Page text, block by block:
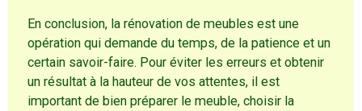
En conclusion, la rénovation de meubles est une
opération qui demande du temps, de la patience et un
certain savoir-faire. Pour éviter les erreurs et obtenir
un résultat à la hauteur de vos attentes, il est
important de bien préparer le meuble, choisir la